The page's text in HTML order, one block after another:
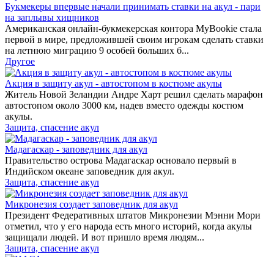
Букмекеры впервые начали принимать ставки на акул - пари
на заплывы хищников
Американская онлайн-букмекерская контора MyBookie стала
первой в мире, предложившей своим игрокам сделать ставки
на летнюю миграцию 9 особей больших б...
Другое
Акция в защиту акул - автостопом в костюме акулы
Житель Новой Зеландии Андре Харт решил сделать марафон
автостопом около 3000 км, надев вместо одежды костюм
акулы.
Защита, спасение акул
Мадагаскар - заповедник для акул
Правительство острова Мадагаскар основало первый в
Индийском океане заповедник для акул.
Защита, спасение акул
Микронезия создает заповедник для акул
Президент Федеративных штатов Микронезии Мэнни Мори
отметил, что у его народа есть много историй, когда акулы
защищали людей. И вот пришло время людям...
Защита, спасение акул